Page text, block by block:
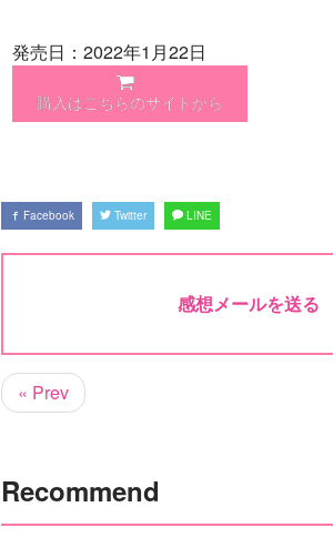
発売日：2022年1月22日
購入はこちらのサイトから
Facebook Twitter LINE
感想メールを送る
« Prev
Recommend